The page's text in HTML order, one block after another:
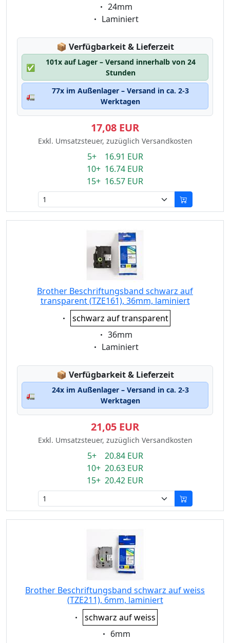
Eigenschaft:
24mm
Eigenschaft:
Laminiert
📦 Lagerstatus:
Verfügbarkeit & Lieferzeit
✅
101x auf Lager – Versand innerhalb von 24
Stunden
🚛
77x im Außenlager – Versand in ca. 2-3
Werktagen
17,08 EUR
Exkl. Umsatzsteuer, zuzüglich Versandkosten
5+ 16.91 EUR
10+ 16.74 EUR
15+ 16.57 EUR
Brother Beschriftungsband schwarz auf
transparent (TZE161), 36mm, laminiert
Eigenschaft:
schwarz auf transparent
Eigenschaft:
36mm
Eigenschaft:
Laminiert
📦 Lagerstatus:
Verfügbarkeit & Lieferzeit
🚛
24x im Außenlager – Versand in ca. 2-3
Werktagen
21,05 EUR
Exkl. Umsatzsteuer, zuzüglich Versandkosten
5+ 20.84 EUR
10+ 20.63 EUR
15+ 20.42 EUR
Brother Beschriftungsband schwarz auf weiss
(TZE211), 6mm, laminiert
Eigenschaft:
schwarz auf weiss
Eigenschaft:
6mm